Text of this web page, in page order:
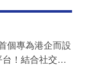
個專為港企而設
台！結合社交聆